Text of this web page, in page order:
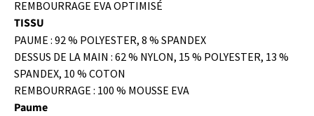
REMBOURRAGE EVA OPTIMISÉ
TISSU
PAUME : 92 % POLYESTER, 8 % SPANDEX
DESSUS DE LA MAIN : 62 % NYLON, 15 % POLYESTER, 13 %
SPANDEX, 10 % COTON
REMBOURRAGE : 100 % MOUSSE EVA
Paume